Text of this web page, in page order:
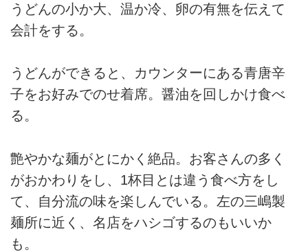
うどんの小か大、温か冷、卵の有無を伝えて
会計をする。
うどんができると、カウンターにある青唐辛
子をお好みでのせ着席。醤油を回しかけ食べ
る。
艶やかな麺がとにかく絶品。お客さんの多く
がおかわりをし、1杯目とは違う食べ方をし
て、自分流の味を楽しんでいる。左の三嶋製
麺所に近く、名店をハシゴするのもいいか
も。